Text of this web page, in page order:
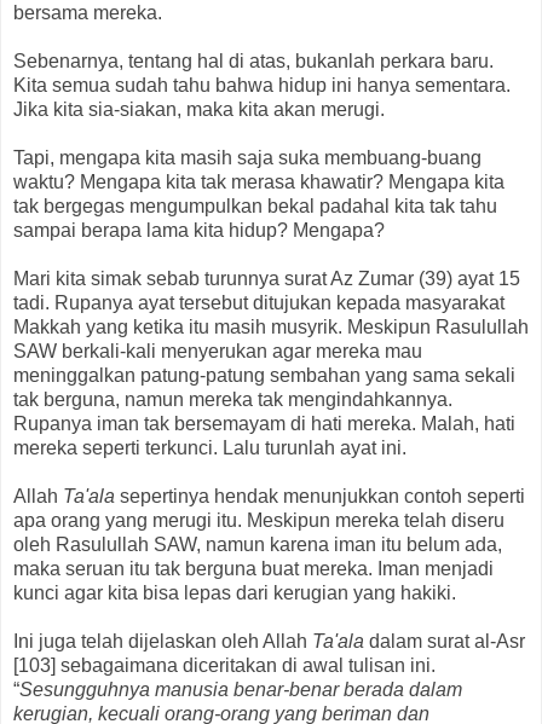
bersama mereka.
Sebenarnya, tentang hal di atas, bukanlah perkara baru.
Kita semua sudah tahu bahwa hidup ini hanya sementara.
Jika kita sia-siakan, maka kita akan merugi.
Tapi, mengapa kita masih saja suka membuang-buang
waktu? Mengapa kita tak merasa khawatir? Mengapa kita
tak bergegas mengumpulkan bekal padahal kita tak tahu
sampai berapa lama kita hidup? Mengapa?
Mari kita simak sebab turunnya surat Az Zumar (39) ayat 15
tadi. Rupanya ayat tersebut ditujukan kepada masyarakat
Makkah yang ketika itu masih musyrik. Meskipun Rasulullah
SAW berkali-kali menyerukan agar mereka mau
meninggalkan patung-patung sembahan yang sama sekali
tak berguna, namun mereka tak mengindahkannya.
Rupanya iman tak bersemayam di hati mereka. Malah, hati
mereka seperti terkunci. Lalu turunlah ayat ini.
Allah Ta'ala sepertinya hendak menunjukkan contoh seperti
apa orang yang merugi itu. Meskipun mereka telah diseru
oleh Rasulullah SAW, namun karena iman itu belum ada,
maka seruan itu tak berguna buat mereka. Iman menjadi
kunci agar kita bisa lepas dari kerugian yang hakiki.
Ini juga telah dijelaskan oleh Allah Ta'ala dalam surat al-Asr
[103] sebagaimana diceritakan di awal tulisan ini.
“Sesungguhnya manusia benar-benar berada dalam
kerugian, kecuali orang-orang yang beriman dan